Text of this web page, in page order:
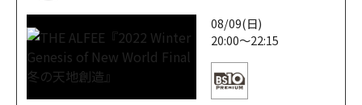
08/09(日)
20:00～22:15